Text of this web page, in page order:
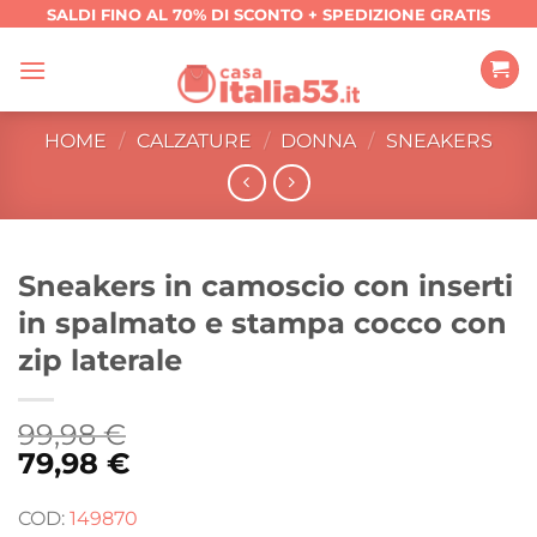
contenuti
SALDI FINO AL 70% DI SCONTO + SPEDIZIONE GRATIS
HOME / CALZATURE / DONNA / SNEAKERS
Sneakers in camoscio con inserti
in spalmato e stampa cocco con
zip laterale
99,98€
79,98 €
COD: 149870